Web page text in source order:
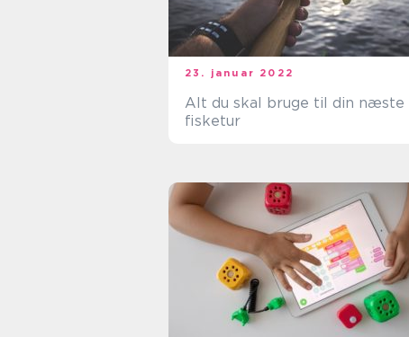
23. januar 2022
Alt du skal bruge til din næste
fisketur